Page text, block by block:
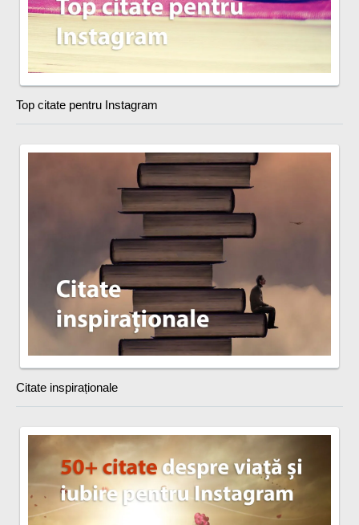
Top citate pentru Instagram
Citate inspiraționale